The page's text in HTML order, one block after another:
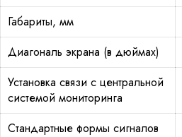
Габариты, мм
Диагональ экрана (в дюймах)
Установка связи с центральной
системой мониторинга
Стандартные формы сигналов